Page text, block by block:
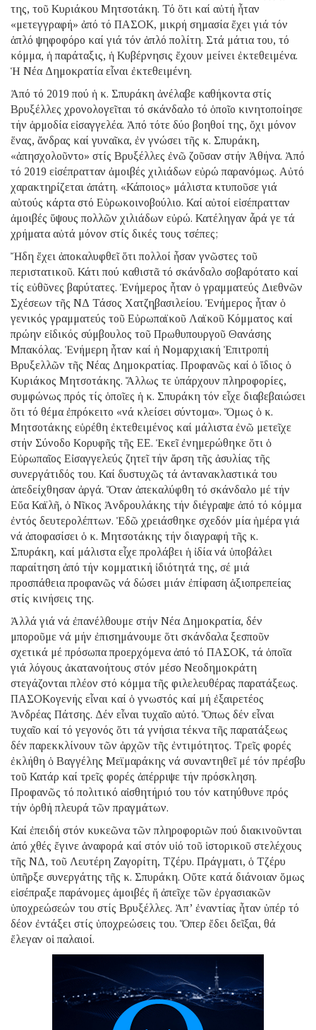
της, τοῦ Κυριάκου Μητσοτάκη. Τό ὅτι καί αὐτή ἦταν
«μετεγγραφή» ἀπό τό ΠΑΣΟΚ, μικρή σημασία ἔχει γιά τόν
ἁπλό ψηφοφόρο καί γιά τόν ἁπλό πολίτη. Στά μάτια του, τό
κόμμα, ἡ παράταξις, ἡ Κυβέρνησις ἔχουν μείνει ἐκτεθειμένα.
Ἡ Νέα Δημοκρατία εἶναι ἐκτεθειμένη.
Ἀπό τό 2019 πού ἡ κ. Σπυράκη ἀνέλαβε καθήκοντα στίς
Βρυξέλλες χρονολογεῖται τό σκάνδαλο τό ὁποῖο κινητοποίησε
τήν ἁρμοδία εἰσαγγελέα. Ἀπό τότε δύο βοηθοί της, ὄχι μόνον
ἕνας, ἄνδρας καί γυναῖκα, ἐν γνώσει τῆς κ. Σπυράκη,
«ἀπησχολοῦντο» στίς Βρυξέλλες ἐνῶ ζοῦσαν στήν Ἀθήνα. Ἀπό
τό 2019 εἰσέπρατταν ἀμοιβές χιλιάδων εὐρώ παρανόμως. Αὐτό
χαρακτηρίζεται ἀπάτη. «Κάποιος» μάλιστα κτυποῦσε γιά
αὐτούς κάρτα στό Εὐρωκοινοβούλιο. Καί αὐτοί εἰσέπρατταν
ἀμοιβές ὕψους πολλῶν χιλιάδων εὐρώ. Κατέληγαν ἆρά γε τά
χρήματα αὐτά μόνον στίς δικές τους τσέπες;
Ἤδη ἔχει ἀποκαλυφθεῖ ὅτι πολλοί ἦσαν γνῶστες τοῦ
περιστατικοῦ. Κάτι πού καθιστᾶ τό σκάνδαλο σοβαρότατο καί
τίς εὐθῦνες βαρύτατες. Ἐνήμερος ἦταν ὁ γραμματεύς Διεθνῶν
Σχέσεων τῆς ΝΔ Τάσος Χατζηβασιλείου. Ἐνήμερος ἦταν ὁ
γενικός γραμματεύς τοῦ Εὐρωπαϊκοῦ Λαϊκοῦ Κόμματος καί
πρώην εἰδικός σύμβουλος τοῦ Πρωθυπουργοῦ Θανάσης
Μπακόλας. Ἐνήμερη ἦταν καί ἡ Νομαρχιακή Ἐπιτροπή
Βρυξελλῶν τῆς Νέας Δημοκρατίας. Προφανῶς καί ὁ ἴδιος ὁ
Κυριάκος Μητσοτάκης. Ἄλλως τε ὑπάρχουν πληροφορίες,
συμφώνως πρός τίς ὁποῖες ἡ κ. Σπυράκη τόν εἶχε διαβεβαιώσει
ὅτι τό θέμα ἐπρόκειτο «νά κλείσει σύντομα». Ὅμως ὁ κ.
Μητσοτάκης εὑρέθη ἐκτεθειμένος καί μάλιστα ἐνῶ μετεῖχε
στήν Σύνοδο Κορυφῆς τῆς ΕΕ. Ἐκεῖ ἐνημερώθηκε ὅτι ὁ
Εὐρωπαῖος Εἰσαγγελεύς ζητεῖ τήν ἄρση τῆς ἀσυλίας τῆς
συνεργάτιδός του. Καί δυστυχῶς τά ἀντανακλαστικά του
ἀπεδείχθησαν ἀργά. Ὅταν ἀπεκαλύφθη τό σκάνδαλο μέ τήν
Εὔα Καϊλῆ, ὁ Νῖκος Ἀνδρουλάκης τήν διέγραψε ἀπό τό κόμμα
ἐντός δευτερολέπτων. Ἐδῶ χρειάσθηκε σχεδόν μία ἡμέρα γιά
νά ἀποφασίσει ὁ κ. Μητσοτάκης τήν διαγραφή τῆς κ.
Σπυράκη, καί μάλιστα εἶχε προλάβει ἡ ἰδία νά ὑποβάλει
παραίτηση ἀπό τήν κομματική ἰδιότητά της, σέ μιά
προσπάθεια προφανῶς νά δώσει μιάν ἐπίφαση ἀξιοπρεπείας
στίς κινήσεις της.
Ἀλλά γιά νά ἐπανέλθουμε στήν Νέα Δημοκρατία, δέν
μποροῦμε νά μήν ἐπισημάνουμε ὅτι σκάνδαλα ξεσποῦν
σχετικά μέ πρόσωπα προερχόμενα ἀπό τό ΠΑΣΟΚ, τά ὁποῖα
γιά λόγους ἀκατανοήτους στόν μέσο Νεοδημοκράτη
στεγάζονται πλέον στό κόμμα τῆς φιλελευθέρας παρατάξεως.
ΠΑΣΟΚογενής εἶναι καί ὁ γνωστός καί μή ἐξαιρετέος
Ἀνδρέας Πάτσης. Δέν εἶναι τυχαῖο αὐτό. Ὅπως δέν εἶναι
τυχαῖο καί τό γεγονός ὅτι τά γνήσια τέκνα τῆς παρατάξεως
δέν παρεκκλίνουν τῶν ἀρχῶν τῆς ἐντιμότητος. Τρεῖς φορές
ἐκλήθη ὁ Βαγγέλης Μεϊμαράκης νά συναντηθεῖ μέ τόν πρέσβυ
τοῦ Κατάρ καί τρεῖς φορές ἀπέρριψε τήν πρόσκληση.
Προφανῶς τό πολιτικό αἰσθητήριό του τόν κατηύθυνε πρός
τήν ὀρθή πλευρά τῶν πραγμάτων.
Καί ἐπειδή στόν κυκεῶνα τῶν πληροφοριῶν πού διακινοῦνται
ἀπό χθές ἔγινε ἀναφορά καί στόν υἱό τοῦ ἱστορικοῦ στελέχους
τῆς ΝΔ, τοῦ Λευτέρη Ζαγορίτη, Τζέρυ. Πράγματι, ὁ Τζέρυ
ὑπῆρξε συνεργάτης τῆς κ. Σπυράκη. Οὔτε κατά διάνοιαν ὅμως
εἰσέπραξε παράνομες ἀμοιβές ἤ ἀπεῖχε τῶν ἐργασιακῶν
ὑποχρεώσεών του στίς Βρυξέλλες. Ἀπ’ ἐναντίας ἦταν ὑπέρ τό
δέον ἐντάξει στίς ὑποχρεώσεις του. Ὅπερ ἔδει δεῖξαι, θά
ἔλεγαν οἱ παλαιοί.